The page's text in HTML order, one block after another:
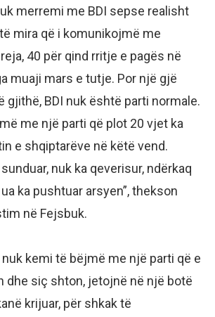
merremi me BDI sepse realisht
mira që i komunikojmë me
40 për qind rritje e pagës në
muaji mars e tutje. Por një gjë
gjithë, BDI nuk është parti normale.
me një parti që plot 20 vjet ka
e shqiptarëve në këtë vend.
nuk ka qeverisur, ndërkaq
ka pushtuar arsyen”, thekson
në Fejsbuk.
nuk kemi të bëjmë me një parti që e
dhe siç shton, jetojnë në një botë
krijuar, për shkak të